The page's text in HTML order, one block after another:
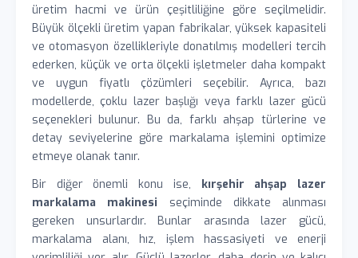
üretim hacmi ve ürün çeşitliliğine göre seçilmelidir.
Büyük ölçekli üretim yapan fabrikalar, yüksek kapasiteli
ve otomasyon özellikleriyle donatılmış modelleri tercih
ederken, küçük ve orta ölçekli işletmeler daha kompakt
ve uygun fiyatlı çözümleri seçebilir. Ayrıca, bazı
modellerde, çoklu lazer başlığı veya farklı lazer gücü
seçenekleri bulunur. Bu da, farklı ahşap türlerine ve
detay seviyelerine göre markalama işlemini optimize
etmeye olanak tanır.
Bir diğer önemli konu ise, kırşehir ahşap lazer
markalama makinesi seçiminde dikkate alınması
gereken unsurlardır. Bunlar arasında lazer gücü,
markalama alanı, hız, işlem hassasiyeti ve enerji